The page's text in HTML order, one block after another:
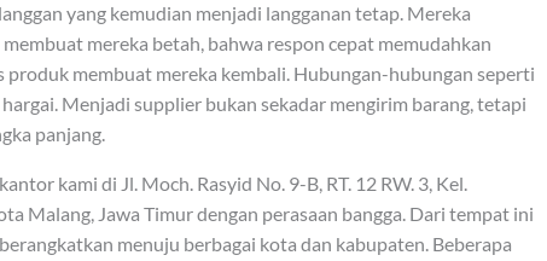
yang kemudian menjadi langganan tetap. Mereka
mereka betah, bahwa respon cepat memudahkan
produk membuat mereka kembali. Hubungan-hubungan seperti
Menjadi supplier bukan sekadar mengirim barang, tetapi
panjang.
kami di Jl. Moch. Rasyid No. 9-B, RT. 12 RW. 3, Kel.
Malang, Jawa Timur dengan perasaan bangga. Dari tempat ini
menuju berbagai kota dan kabupaten. Beberapa